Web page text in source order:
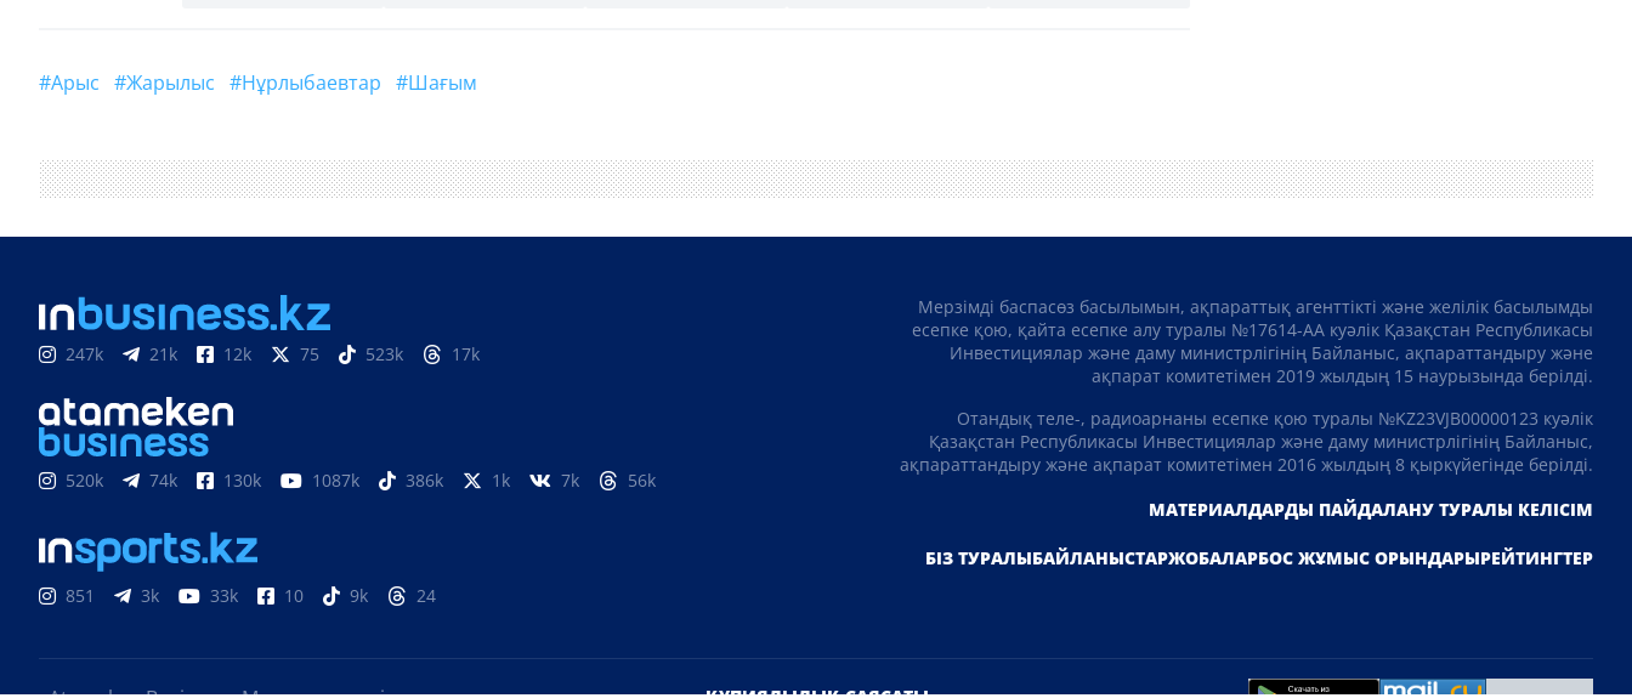
#Арыс #жарылыс #Нұрлыбаевтар #шағым
247k 21k 12k 75 523k 17k
520k 74k 130k 1087k 386k 1k 7k 56k
851 3k 33k 10 9k 24
Мерзімді баспасөз басылымын, ақпараттық агенттікті және желілік басылымды
есепке қою, қайта есепке алу туралы №17614-АА куәлік Қазақстан Республикасы
Инвестициялар және даму министрлігінің Байланыс, ақпараттандыру және
ақпарат комитетімен 2019 жылдың 15 наурызында берілді.
Отандық теле-, радиоарнаны есепке қою туралы №KZ23VJB00000123 куәлік
Қазақстан Республикасы Инвестициялар және даму министрлігінің Байланыс,
ақпараттандыру және ақпарат комитетімен 2016 жылдың 8 қыркүйегінде берілді.
МАТЕРИАЛДАРДЫ ПАЙДАЛАНУ ТУРАЛЫ КЕЛІСІМ
БІЗ ТУРАЛЫБАЙЛАНЫСТАРЖОБАЛАРБОС ЖҰМЫС ОРЫНДАРЫРЕЙТИНГТЕР